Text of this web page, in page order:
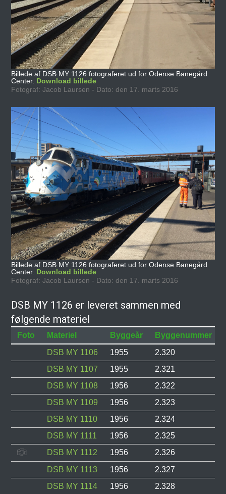
Billede af DSB MY 1126 fotograferet ud for Odense Banegård
Center. Download billede
Fotograf: Jacob Laursen - Dato: den 17. marts 2016
Billede af DSB MY 1126 fotograferet ud for Odense Banegård
Center. Download billede
Fotograf: Jacob Laursen - Dato: den 17. marts 2016
DSB MY 1126 er leveret sammen med
følgende materiel
Foto Materiel Byggeår Byggenummer
DSB MY 1106
1955 2.320
DSB MY 1107
1955 2.321
DSB MY 1108
1956 2.322
DSB MY 1109
1956 2.323
DSB MY 1110
1956 2.324
DSB MY 1111
1956 2.325
DSB MY 1112
1956 2.326
DSB MY 1113
1956 2.327
DSB MY 1114
1956 2.328